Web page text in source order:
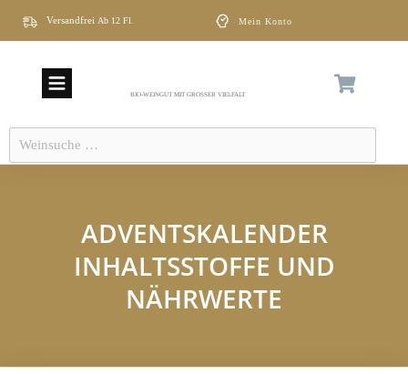
Versandfrei Ab 12 Fl Mein Konto
BIO-WEINGUT MIT GROSSER VIELFALT
Weinsuche
ADVENTSKALENDER
INHALTSSTOFFE UND
NÄHRWERTE